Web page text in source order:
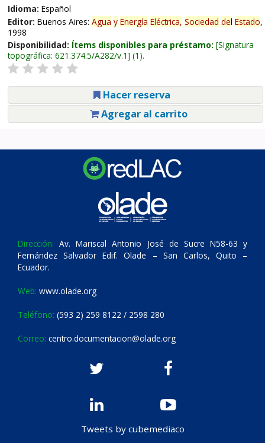
Idioma: Español
Editor: Buenos Aires: Agua y Energía Eléctrica, Sociedad del Estado,
1998
Disponibilidad: Ítems disponibles para préstamo: Signatura
topográfica: 621.374.5/A282/v.1 (1).
Hacer reserva
Agregar al carrito
Dirección: Av. Mariscal Antonio José de Sucre N58-63 y
Fernández Salvador Edif. Olade – San Carlos, Quito –
Ecuador.
Web: www.olade.org
Teléfono: (593 2) 259 8122 / 2598 280
Correo: centro.documentacion@olade.org
Tweets by cubemediaco